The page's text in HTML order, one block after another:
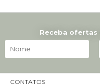
Receba ofertas
CONTATOS